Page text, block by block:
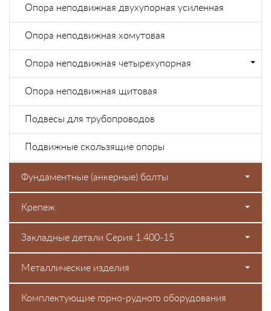
Опора неподвижная двухупорная усиленная
Опора неподвижная хомутовая
Опора неподвижная четырехупорная
Опора неподвижная щитовая
Подвесы для трубопроводов
Подвижные скользящие опоры
Фундаментные (анкерные) болты
Крепеж
Закладные детали Серия 1.400-15
Металлические изделия
Комплектующие горно-рудного оборудования